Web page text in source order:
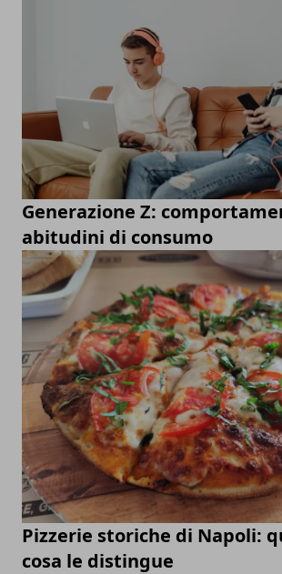
Generazione Z:
abitudini di consumo
Pizzerie storiche di Napoli:
cosa le distingue